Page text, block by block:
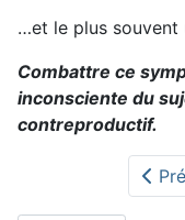
…et le plus souvent
Combattre ce
inconsciente du
contreproductif.